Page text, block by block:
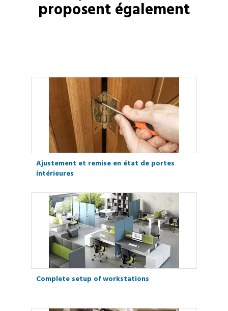
proposent également
Ajustement et remise en état de portes
intérieures
Complete setup of workstations